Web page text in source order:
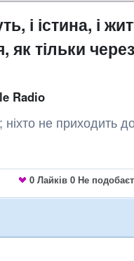
і істина, і
тільки
Radio
ніхто не приходить
0 Лайків 0 Не